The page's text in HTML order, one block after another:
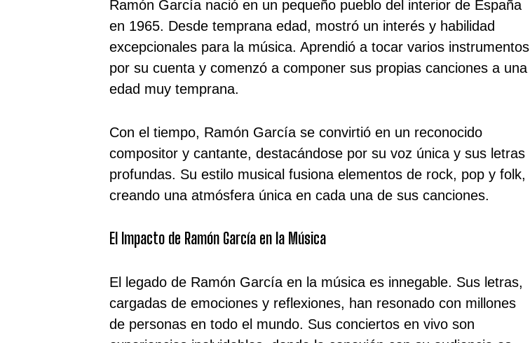
Ramón García nació en un pequeño pueblo del interior de España
en 1965. Desde temprana edad, mostró un interés y habilidad
excepcionales para la música. Aprendió a tocar varios instrumentos
por su cuenta y comenzó a componer sus propias canciones a una
edad muy temprana.
Con el tiempo, Ramón García se convirtió en un reconocido
compositor y cantante, destacándose por su voz única y sus letras
profundas. Su estilo musical fusiona elementos de rock, pop y folk,
creando una atmósfera única en cada una de sus canciones.
El Impacto de Ramón García en la Música
El legado de Ramón García en la música es innegable. Sus letras,
cargadas de emociones y reflexiones, han resonado con millones
de personas en todo el mundo. Sus conciertos en vivo son